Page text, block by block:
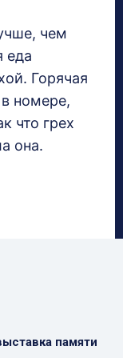
чем
еда
Горячая
номере,
что грех
она.
памяти